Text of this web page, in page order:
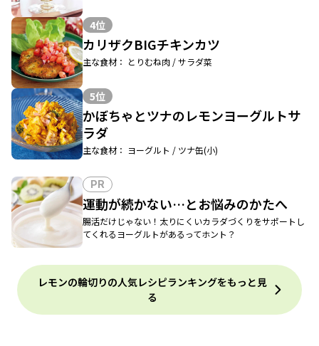
4位
カリザクBIGチキンカツ
主な食材： とりむね肉 / サラダ菜
5位
かぼちゃとツナのレモンヨーグルトサ
ラダ
主な食材： ヨーグルト / ツナ缶(小)
PR
運動が続かない…とお悩みのかたへ
腸活だけじゃない！太りにくいカラダづくりをサポートし
てくれるヨーグルトがあるってホント？
レモンの輪切りの人気レシピランキングをもっと見
る